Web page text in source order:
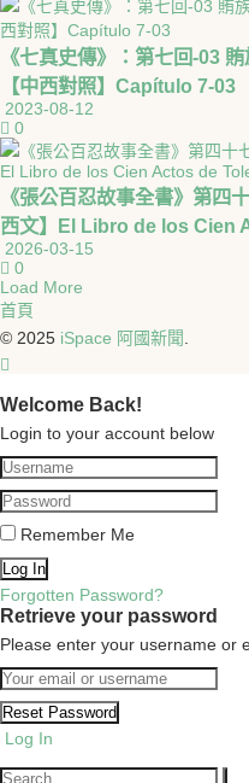
《七真史傳》：第七回-03
【中西對照】Capítulo 7-03
2023-08-12
0
《張公百忍故事全書》第四
西文】El Libro de los Cien
2026-03-15
0
Load More
首頁
© 2025 iSpace 阿國新聞.
Welcome Back!
Login to your account below
Remember Me
Forgotten Password?
Retrieve your password
Please enter your username or
Log In